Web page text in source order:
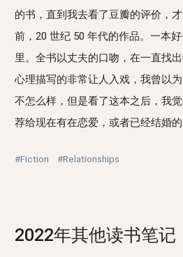
的书，直到我去看了豆瓣的评价，
前，20 世纪 50 年代的作品。一本
里。全书以丈夫的口吻，在一直找
心理描写的非常让人入戏，我曾以
不怎么样，但是看了这本之后，我
荐给现在有在恋爱，或者已经结婚的
#Fiction #Relationships
2022年其他读书笔记